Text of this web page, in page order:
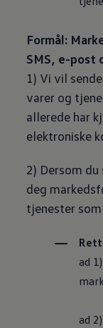
Formål:
SMS, e-post
1) Vi vil
varer og
allerede har
elektroniske
2) Dersom
deg
tjenester
ad
ad